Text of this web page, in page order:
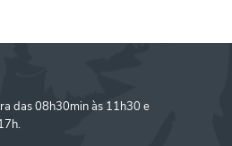
das 08h30min às 11h30 e